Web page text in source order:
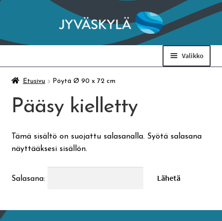
Siirry
navigointiin
Siirry
sisältöön
Valikko
Taidemuseo & Ratamo
Suomen käsityön museo
Skeittihalli
Etusivu Pöytä Ø 90 x 72 cm
Pääsy kielletty
Tämä sisältö on suojattu salasanalla. Syötä salasana
näyttääksesi sisällön.
Salasana: